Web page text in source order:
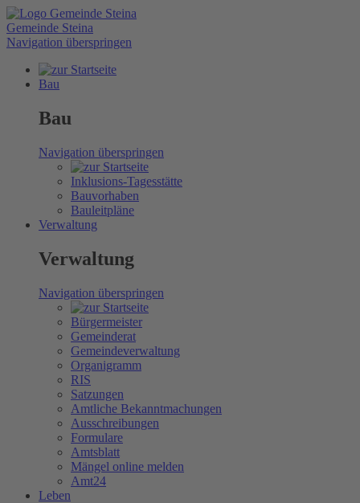
Gemeinde Steina
Navigation überspringen
Bau
Bau
Navigation überspringen
Inklusions-Tagesstätte
Bauvorhaben
Bauleitpläne
Verwaltung
Verwaltung
Navigation überspringen
Bürgermeister
Gemeinderat
Gemeindeverwaltung
Organigramm
RIS
Satzungen
Amtliche Bekanntmachungen
Ausschreibungen
Formulare
Amtsblatt
Mängel online melden
Amt24
Leben